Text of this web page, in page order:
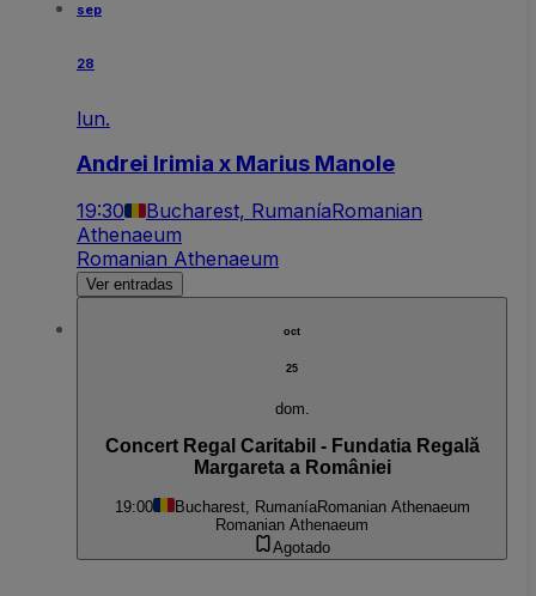
sep
28
lun.
Andrei Irimia x Marius Manole
19:30 Bucharest, RumaníaRomanian
Athenaeum
Romanian Athenaeum
Ver entradas
oct
25
dom.
Concert Regal Caritabil - Fundatia Regală
Margareta a României
19:00 Bucharest, RumaníaRomanian Athenaeum
Romanian Athenaeum
Agotado